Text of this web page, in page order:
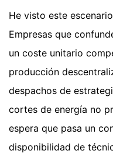
He visto este
Empresas que
un coste unitario
producción
despachos de
cortes de energía no
espera que pasa un
disponibilidad de